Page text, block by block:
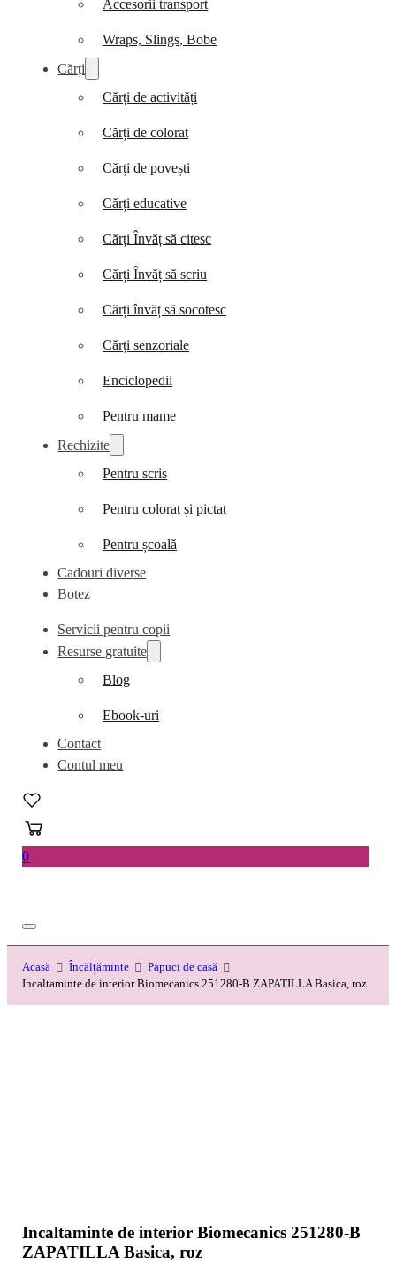
Accesorii transport
Wraps, Slings, Bobe
Cărți
Cărți de activități
Cărți de colorat
Cărți de povești
Cărți educative
Cărți Învăț să citesc
Cărți Învăț să scriu
Cărți învăț să socotesc
Cărți senzoriale
Enciclopedii
Pentru mame
Rechizite
Pentru scris
Pentru colorat și pictat
Pentru școală
Cadouri diverse
Botez
Servicii pentru copii
Resurse gratuite
Blog
Ebook-uri
Contact
Contul meu
0
Acasă Încălțăminte
Papuci de casă
Incaltaminte de interior Biomecanics 251280-B ZAPATILLA Basica, roz
Incaltaminte de interior Biomecanics 251280-B
ZAPATILLA Basica, roz